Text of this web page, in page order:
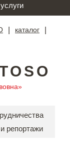
услуги
каталог
репортажи